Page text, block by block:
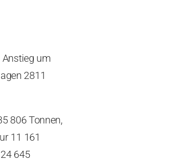
um
2811
806 Tonnen,
11 161
645